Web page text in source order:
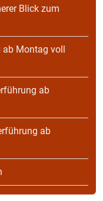
Blick zum
Montag voll
ab
ab